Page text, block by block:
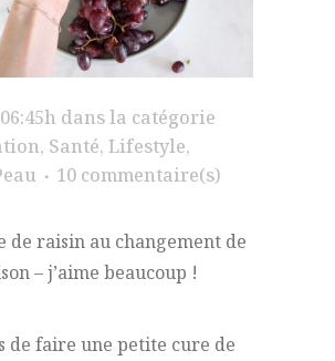
dans la catégorie
, Santé, Lifestyle,
10 commentaire(s)
de raisin au changement de
– j’aime beaucoup !
de faire une petite cure de